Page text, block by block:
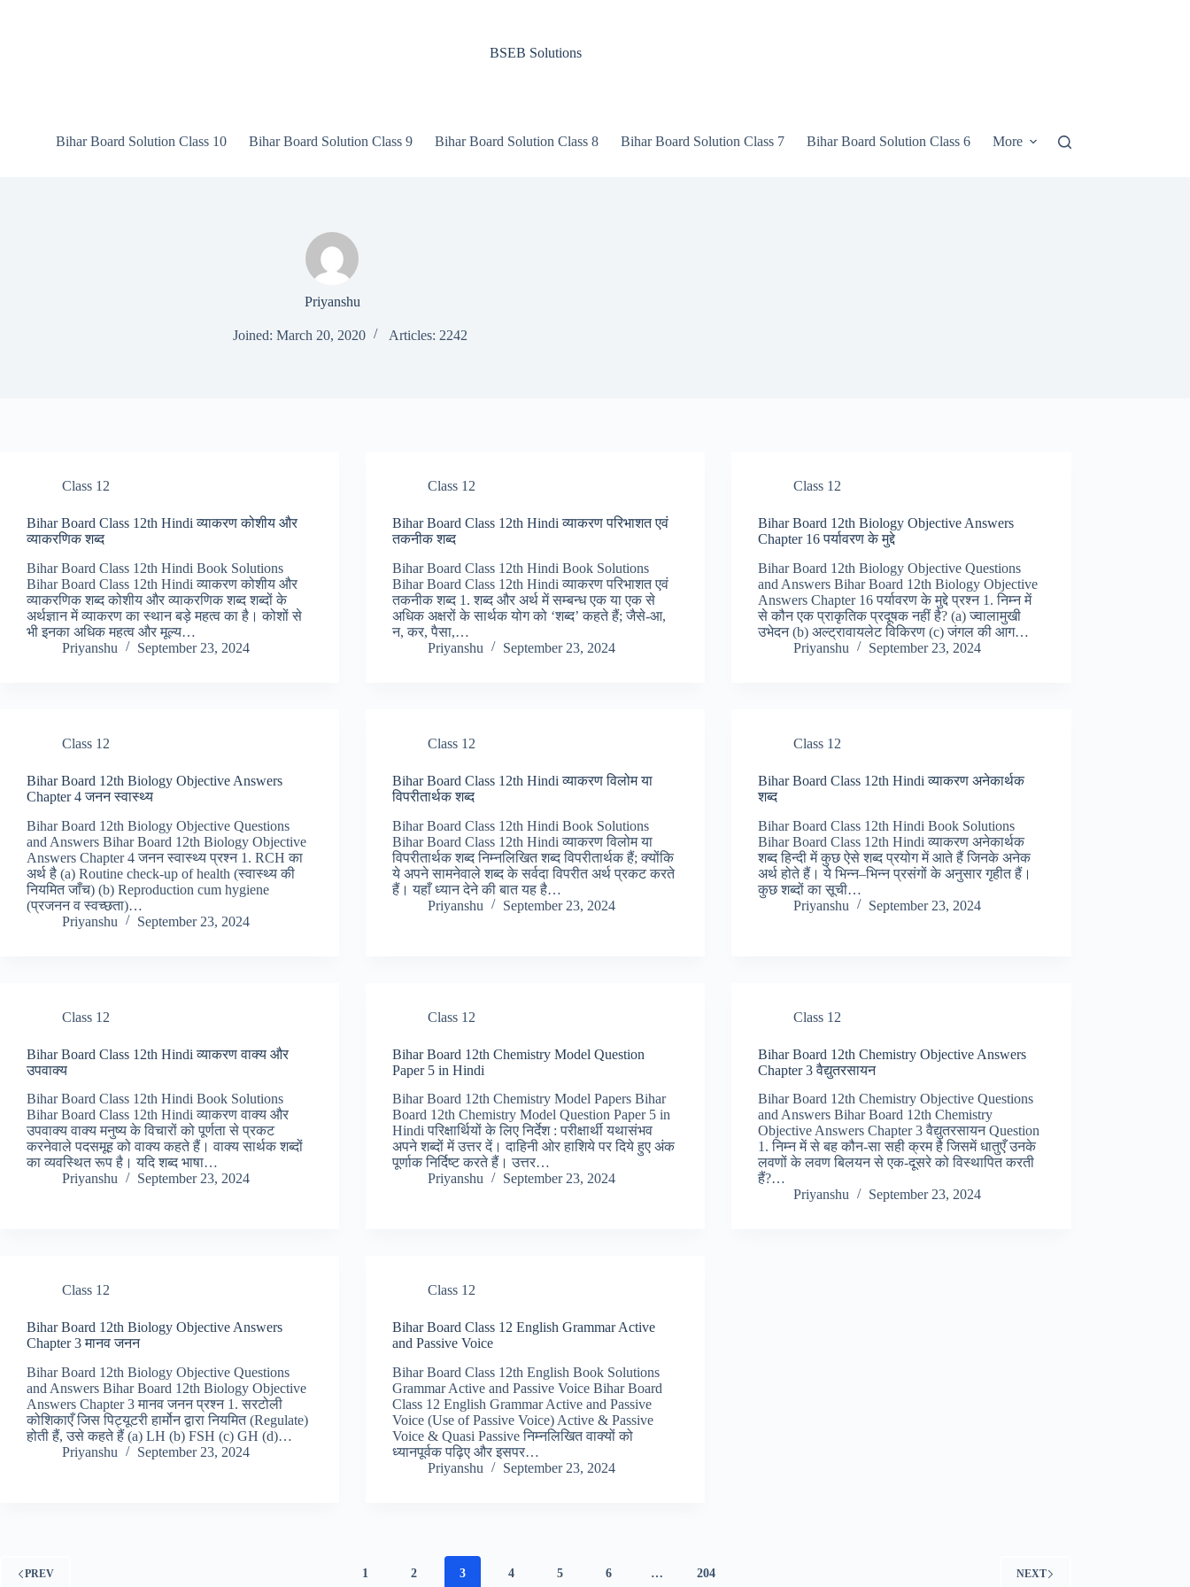
BSEB Solutions
Bihar Board Solution Class 10 Bihar Board Solution Class 9 Bihar Board Solution Class 8 Bihar Board Solution Class 7 Bihar Board Solution Class 6 More
Priyanshu
Joined: March 20, 2020 Articles: 2242
Class 12
Bihar Board Class 12th Hindi व्याकरण कोशीय और
व्याकरणिक शब्द
Bihar Board Class 12th Hindi Book Solutions
Bihar Board Class 12th Hindi व्याकरण कोशीय और
व्याकरणिक शब्द कोशीय और व्याकरणिक शब्द शब्दों के
अर्थज्ञान में व्याकरण का स्थान बड़े महत्व का है। कोशों से
भी इनका अधिक महत्व और मूल्य…
Priyanshu
September 23, 2024
Class 12
Bihar Board Class 12th Hindi व्याकरण परिभाशत एवं
तकनीक शब्द
Bihar Board Class 12th Hindi Book Solutions
Bihar Board Class 12th Hindi व्याकरण परिभाशत एवं
तकनीक शब्द 1. शब्द और अर्थ में सम्बन्ध एक या एक से
अधिक अक्षरों के सार्थक योग को ‘शब्द’ कहते हैं; जैसे-आ,
न, कर, पैसा,…
Priyanshu
September 23, 2024
Class 12
Bihar Board 12th Biology Objective Answers
Chapter 16 पर्यावरण के मुद्दे
Bihar Board 12th Biology Objective Questions
and Answers Bihar Board 12th Biology Objective
Answers Chapter 16 पर्यावरण के मुद्दे प्रश्न 1. निम्न में
से कौन एक प्राकृतिक प्रदूषक नहीं है? (a) ज्वालामुखी
उभेदन (b) अल्ट्रावायलेट विकिरण (c) जंगल की आग…
Priyanshu
September 23, 2024
Class 12
Bihar Board 12th Biology Objective Answers
Chapter 4 जनन स्वास्थ्य
Bihar Board 12th Biology Objective Questions
and Answers Bihar Board 12th Biology Objective
Answers Chapter 4 जनन स्वास्थ्य प्रश्न 1. RCH का
अर्थ है (a) Routine check-up of health (स्वास्थ्य की
नियमित जाँच) (b) Reproduction cum hygiene
(प्रजनन व स्वच्छता)…
Priyanshu
September 23, 2024
Class 12
Bihar Board Class 12th Hindi व्याकरण विलोम या
विपरीतार्थक शब्द
Bihar Board Class 12th Hindi Book Solutions
Bihar Board Class 12th Hindi व्याकरण विलोम या
विपरीतार्थक शब्द निम्नलिखित शब्द विपरीतार्थक हैं; क्योंकि
ये अपने सामनेवाले शब्द के सर्वदा विपरीत अर्थ प्रकट करते
हैं। यहाँ ध्यान देने की बात यह है…
Priyanshu
September 23, 2024
Class 12
Bihar Board Class 12th Hindi व्याकरण अनेकार्थक
शब्द
Bihar Board Class 12th Hindi Book Solutions
Bihar Board Class 12th Hindi व्याकरण अनेकार्थक
शब्द हिन्दी में कुछ ऐसे शब्द प्रयोग में आते हैं जिनके अनेक
अर्थ होते हैं। ये भिन्न–भिन्न प्रसंगों के अनुसार गृहीत हैं।
कुछ शब्दों का सूची…
Priyanshu
September 23, 2024
Class 12
Bihar Board Class 12th Hindi व्याकरण वाक्य और
उपवाक्य
Bihar Board Class 12th Hindi Book Solutions
Bihar Board Class 12th Hindi व्याकरण वाक्य और
उपवाक्य वाक्य मनुष्य के विचारों को पूर्णता से प्रकट
करनेवाले पदसमूह को वाक्य कहते हैं। वाक्य सार्थक शब्दों
का व्यवस्थित रूप है। यदि शब्द भाषा…
Priyanshu
September 23, 2024
Class 12
Bihar Board 12th Chemistry Model Question
Paper 5 in Hindi
Bihar Board 12th Chemistry Model Papers Bihar
Board 12th Chemistry Model Question Paper 5 in
Hindi परिक्षार्थियों के लिए निर्देश : परीक्षार्थी यथासंभव
अपने शब्दों में उत्तर दें। दाहिनी ओर हाशिये पर दिये हुए अंक
पूर्णाक निर्दिष्ट करते हैं। उत्तर…
Priyanshu
September 23, 2024
Class 12
Bihar Board 12th Chemistry Objective Answers
Chapter 3 वैद्युतरसायन
Bihar Board 12th Chemistry Objective Questions
and Answers Bihar Board 12th Chemistry
Objective Answers Chapter 3 वैद्युतरसायन Question
1. निम्न में से बह कौन-सा सही क्रम है जिसमें धातुएँ उनके
लवणों के लवण बिलयन से एक-दूसरे को विस्थापित करती
हैं?…
Priyanshu
September 23, 2024
Class 12
Bihar Board 12th Biology Objective Answers
Chapter 3 मानव जनन
Bihar Board 12th Biology Objective Questions
and Answers Bihar Board 12th Biology Objective
Answers Chapter 3 मानव जनन प्रश्न 1. सरटोली
कोशिकाएँ जिस पिट्यूटरी हार्मोन द्वारा नियमित (Regulate)
होती हैं, उसे कहते हैं (a) LH (b) FSH (c) GH (d)…
Priyanshu
September 23, 2024
Class 12
Bihar Board Class 12 English Grammar Active
and Passive Voice
Bihar Board Class 12th English Book Solutions
Grammar Active and Passive Voice Bihar Board
Class 12 English Grammar Active and Passive
Voice (Use of Passive Voice) Active & Passive
Voice & Quasi Passive निम्नलिखित वाक्यों को
ध्यानपूर्वक पढ़िए और इसपर…
Priyanshu
September 23, 2024
PREV 1 2 3 4 5 6 … 204 NEXT